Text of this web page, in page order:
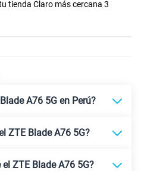
tienda Claro más cercana 3
A76 5G en Perú?
ZTE Blade A76 5G?
ZTE Blade A76 5G?